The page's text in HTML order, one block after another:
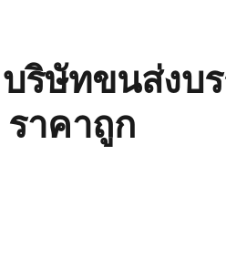
ริษัทขนส่งบ
าคาถูก